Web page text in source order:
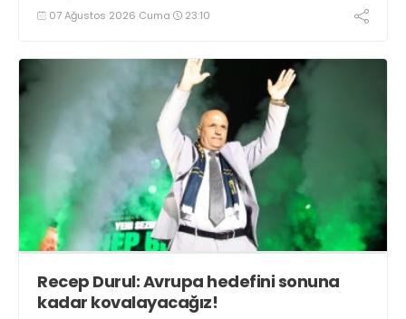
07 Ağustos 2026 Cuma 23:10
Recep Durul: Avrupa hedefini sonuna
kadar kovalayacağız!